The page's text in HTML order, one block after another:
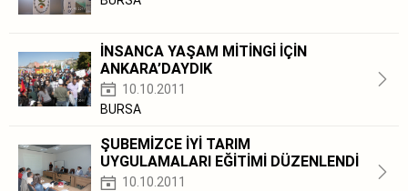
İNSANCA YAŞAM MİTİNGİ İÇİN
ANKARA’DAYDIK
10.10.2011
BURSA
ŞUBEMİZCE İYİ TARIM
UYGULAMALARI EĞİTİMİ DÜZENLENDİ
10.10.2011